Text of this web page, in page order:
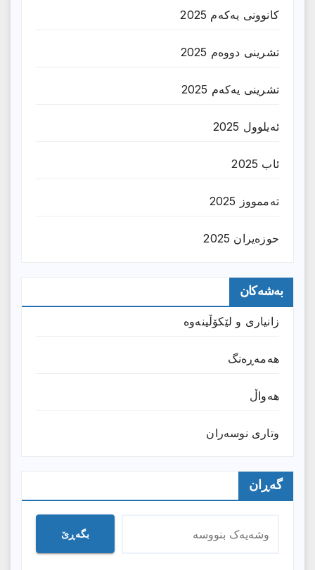
کانوونی یەکەم 2025
تشرینی دووەم 2025
تشرینی یەکەم 2025
ئەیلوول 2025
ئاب 2025
تەممووز 2025
حوزه‌یران 2025
بەشەکان
زانیارى و لێکۆڵینەوە
هەمەڕەنگ
هەواڵ
وتارى نوسەران
گەڕان
بگەڕێ